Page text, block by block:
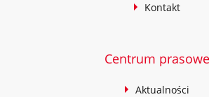
Kontakt
Centrum prasowe
Aktualności